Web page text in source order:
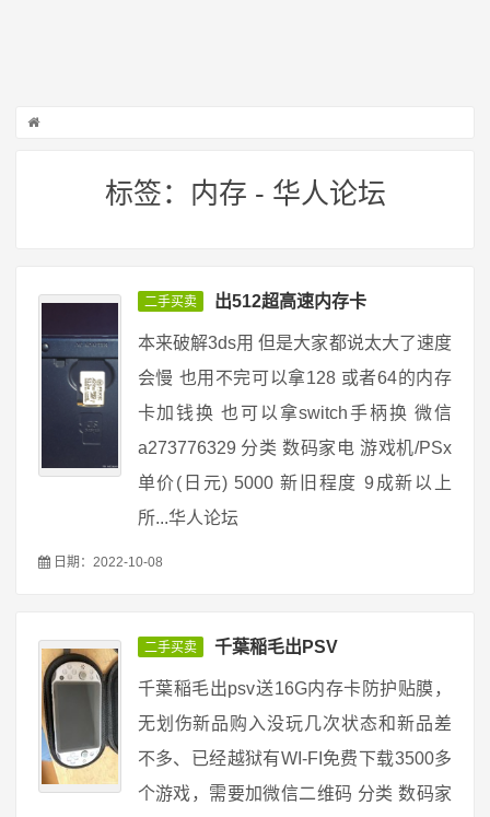
标签：内存 - 华人论坛
二手买卖 出512超高速内存卡
本来破解3ds用 但是大家都说太大了速度
会慢 也用不完可以拿128 或者64的内存
卡加钱换 也可以拿switch手柄换 微信
a273776329 分类 数码家电 游戏机/PSx
单价(日元) 5000 新旧程度 9成新以上
所...华人论坛
日期：2022-10-08
二手买卖 千葉稲毛出PSV
千葉稲毛出psv送16G内存卡防护贴膜，
无划伤新品购入没玩几次状态和新品差
不多、已经越狱有WI-FI免费下载3500多
个游戏，需要加微信二维码 分类 数码家